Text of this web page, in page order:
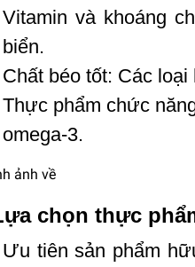
Vitamin và khoáng
biển.
Chất béo tốt: Các
Thực phẩm chức
omega-3.
chọn thực
Ưu tiên sản phẩm